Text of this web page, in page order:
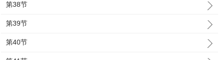
第38节
第39节
第40节